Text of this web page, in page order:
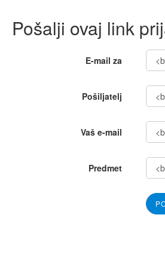
Pošalji ovaj link
E-mail za
Pošiljatelj
Vaš e-mail
Predmet